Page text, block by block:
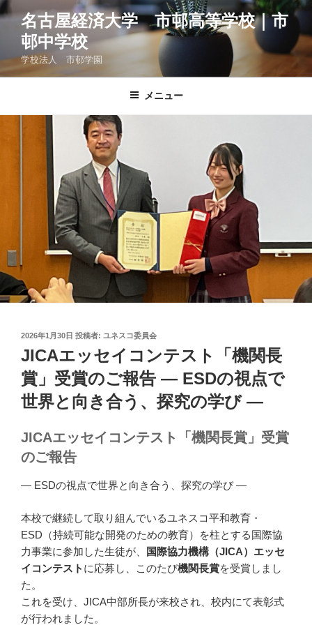
コ
ン
ツ
名古屋経済大学 市邨高等学校｜市
邨中学校
学校法人 市邨学園
メニュー
投
日:
2026年1月30日 投稿者: ユネスコ委員会
JICAエッセイコンテスト「機関長
賞」受賞のご報告 ― ESDの視点で
世界と向き合う、探究の学び ―
JICAエッセイコンテスト「機関長賞」受賞
のご報告
― ESDの視点で世界と向き合う、探究の学び ―
本校で継続して取り組んでいるユネスコ平和教育・
ESD（持続可能な開発のための教育）を柱とする国際協
力事業に参加した生徒が、
国際協力機構（JICA） エッセ
イコンテスト に応募し、このたび機関長賞を受賞しまし
た。
これを受け、 JICA中部所長が来校され、校内にて表彰式
が行われました。